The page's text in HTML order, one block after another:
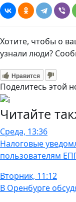
Хотите, чтобы о
узнали люди?
Нравится
Поделитесь этой
Читайте
Среда, 13:36
Налоговые
пользователям
Вторник, 11:12
В Оренбурге